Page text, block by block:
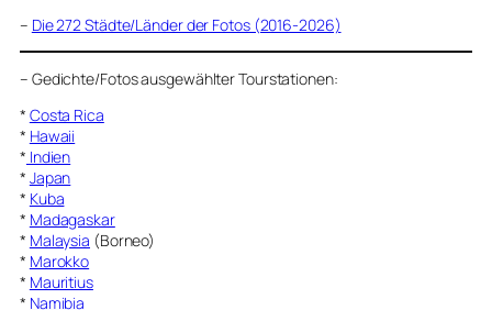
– Die 272 Städte/Länder der Fotos (2016-2026)
– Gedichte/Fotos ausgewählter Tourstationen:
* Costa Rica
* Hawaii
* Indien
* Japan
* Kuba
* Madagaskar
* Malaysia (Borneo)
* Marokko
* Mauritius
* Namibia